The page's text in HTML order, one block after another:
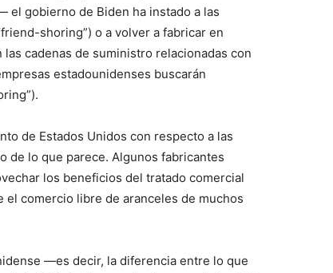
el gobierno de Biden ha instado a las
shoring”) o a volver a fabricar en
cadenas de suministro relacionadas con
estadounidenses buscarán
de Estados Unidos con respecto a las
de lo que parece. Algunos fabricantes
los beneficios del tratado comercial
el comercio libre de aranceles de muchos
—es decir, la diferencia entre lo que